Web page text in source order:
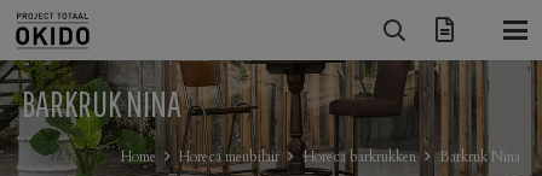
BARKRUK NINA
Home Horeca meubilair Horeca barkrukken Barkruk Nina